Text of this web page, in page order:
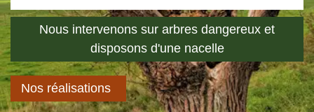
Nous intervenons sur arbres dangereux et
disposons d'une nacelle
Nos réalisations